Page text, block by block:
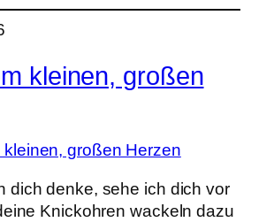
kleinen, großen
dich denke, sehe ich dich vor
Knickohren wackeln dazu